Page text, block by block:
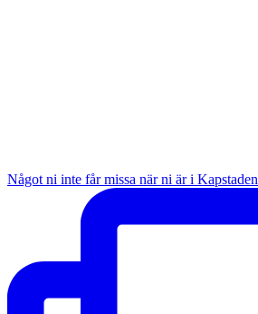
Något ni inte får missa när ni är i Kapstaden